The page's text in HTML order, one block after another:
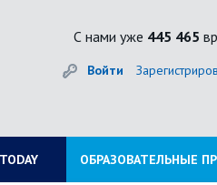
С нами уже 445 465
Войти
ОБРАЗОВАТЕЛЬНЫЕ